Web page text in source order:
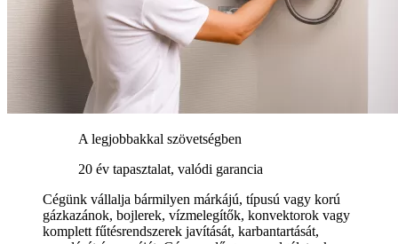
A legjobbakkal szövetségben
20 év tapasztalat, valódi garancia
Cégünk vállalja bármilyen márkájú, típusú vagy korú
gázkazánok, bojlerek, vízmelegítők, konvektorok vagy
komplett fűtésrendszerek javítását, karbantartását,